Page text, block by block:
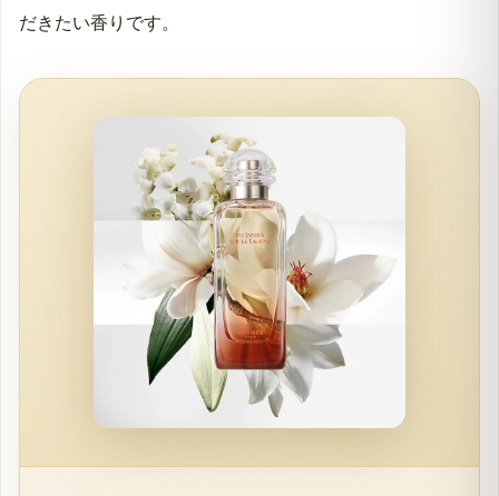
だきたい香りです。